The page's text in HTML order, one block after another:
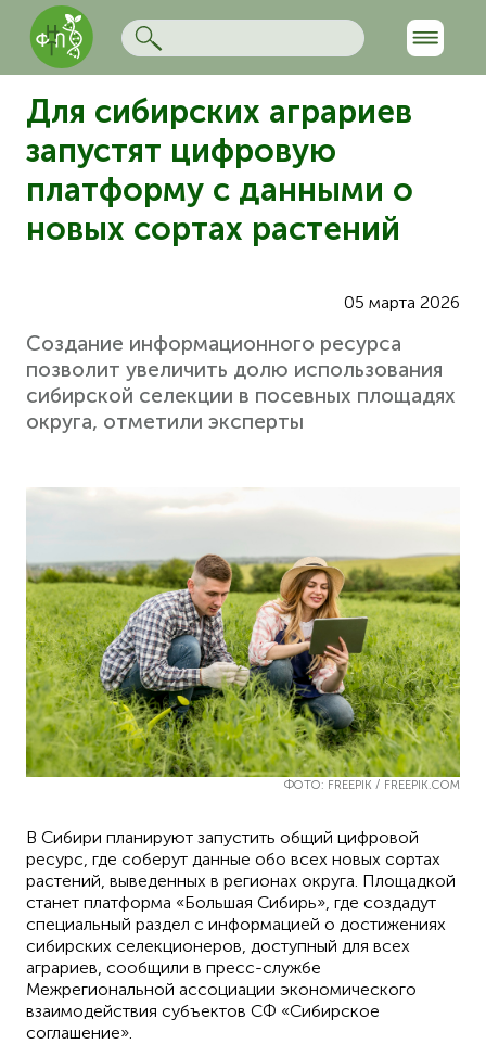
Для сибирских аграриев
запустят цифровую
платформу с данными о
новых сортах растений
05 марта 2026
Создание информационного ресурса
позволит увеличить долю использования
сибирской селекции в посевных площадях
округа, отметили эксперты
ФОТО: FREEPIK / FREEPIK.COM
В Сибири планируют запустить общий цифровой
ресурс, где соберут данные обо всех новых сортах
растений, выведенных в регионах округа. Площадкой
станет платформа «Большая Сибирь», где создадут
специальный раздел с информацией о достижениях
сибирских селекционеров, доступный для всех
аграриев, сообщили в пресс-службе
Межрегиональной ассоциации экономического
взаимодействия субъектов СФ «Сибирское
соглашение».